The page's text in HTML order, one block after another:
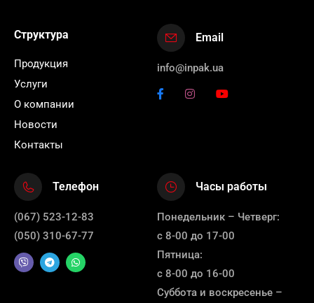
Структура
Продукция
Услуги
О компании
Новости
Контакты
Email
info@inpak.ua
Телефон
(067) 523-12-83
(050) 310-67-77
Часы работы
Понедельник – Четверг:
с 8-00 до 17-00
Пятница:
с 8-00 до 16-00
Суббота и воскресенье –